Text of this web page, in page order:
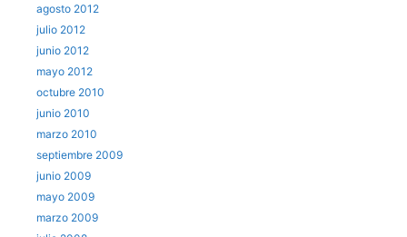
agosto 2012
julio 2012
junio 2012
mayo 2012
octubre 2010
junio 2010
marzo 2010
septiembre 2009
junio 2009
mayo 2009
marzo 2009